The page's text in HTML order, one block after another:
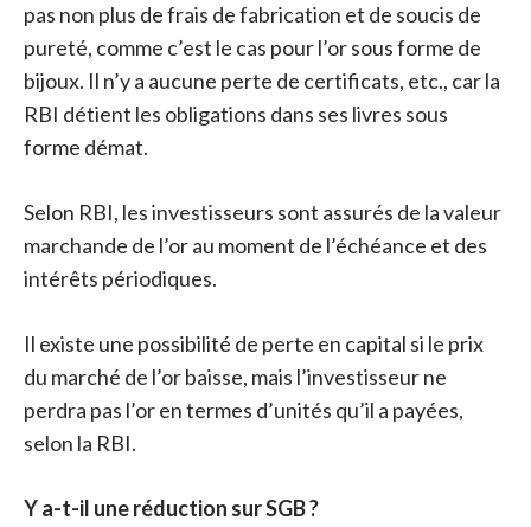
pas non plus de frais de fabrication et de soucis de
pureté, comme c’est le cas pour l’or sous forme de
bijoux. Il n’y a aucune perte de certificats, etc., car la
RBI détient les obligations dans ses livres sous
forme démat.
Selon RBI, les investisseurs sont assurés de la valeur
marchande de l’or au moment de l’échéance et des
intérêts périodiques.
Il existe une possibilité de perte en capital si le prix
du marché de l’or baisse, mais l’investisseur ne
perdra pas l’or en termes d’unités qu’il a payées,
selon la RBI.
Y a-t-il une réduction sur SGB ?